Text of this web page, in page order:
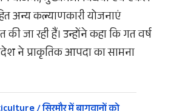
अन्य कल्याणकारी योजनाएं
की जा रही हैं। उन्होंने कहा कि गत वर्ष
ने प्राकृतिक आपदा का सामना